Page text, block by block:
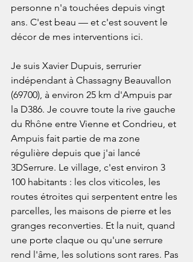
personne n'a touchées depuis vingt
ans. C'est beau — et c'est souvent le
décor de mes interventions ici.
Je suis Xavier Dupuis, serrurier
indépendant à Chassagny Beauvallon
(69700), à environ 25 km d'Ampuis par
la D386. Je couvre toute la rive gauche
du Rhône entre Vienne et Condrieu, et
Ampuis fait partie de ma zone
régulière depuis que j'ai lancé
3DSerrure. Le village, c'est environ 3
100 habitants : les clos viticoles, les
routes étroites qui serpentent entre les
parcelles, les maisons de pierre et les
granges reconverties. Et la nuit, quand
une porte claque ou qu'une serrure
rend l'âme, les solutions sont rares. Pas